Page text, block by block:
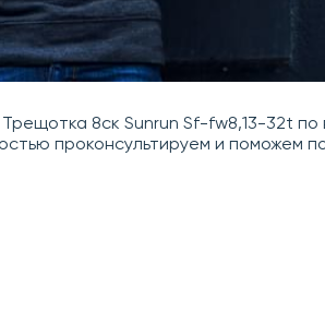
8ск Sunrun Sf-fw8,13-32t по
проконсультируем и поможем